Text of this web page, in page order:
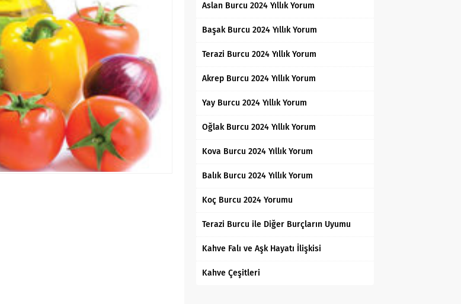
Aslan Burcu 2024 Yıllık Yorum
Başak Burcu 2024 Yıllık Yorum
Terazi Burcu 2024 Yıllık Yorum
Akrep Burcu 2024 Yıllık Yorum
Yay Burcu 2024 Yıllık Yorum
Oğlak Burcu 2024 Yıllık Yorum
Kova Burcu 2024 Yıllık Yorum
Balık Burcu 2024 Yıllık Yorum
Koç Burcu 2024 Yorumu
Terazi Burcu ile Diğer Burçların Uyumu
Kahve Falı ve Aşk Hayatı İlişkisi
Kahve Çeşitleri